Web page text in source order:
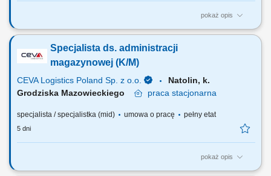
pokaż opis
Zadania, które na Ciebie czekają: Wsparcie w przyjmowaniu i obsłudze
Wsparcie w weryfikacji i obsłudze urządzeń/towarów zwracanych do
Centrum Logistycznego; Współpraca z innymi jednostkami w firmie w
Specjalista ds. administracji
magazynowej (K/M)
CEVA Logistics Poland Sp. z o.o.
Natolin, k.
Grodziska Mazowieckiego
praca stacjonarna
specjalista / specjalistka (mid) umowa o pracę pełny etat
5 dni
pokaż opis
TWOJA ROLA Wykonywanie operacji systemowych będących